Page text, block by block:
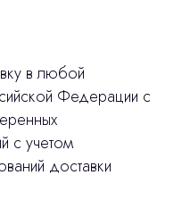
в любой
Федерации с
с учетом
доставки